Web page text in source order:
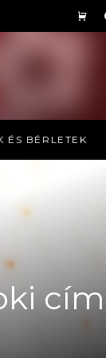
ÉS BÉRLETEK
cím